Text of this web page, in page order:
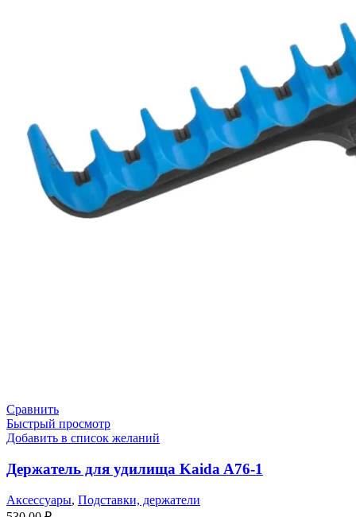
Сравнить
Быстрый просмотр
Добавить в список желаний
Держатель для удилища Kaida A76-1
Аксессуары, Подставки, держатели